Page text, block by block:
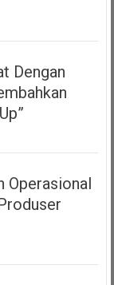
Dengan
Operasional